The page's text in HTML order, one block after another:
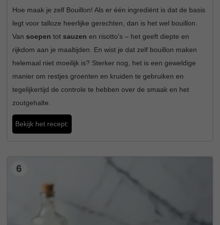
Hoe maak je zelf Bouillon! Als er één ingrediënt is dat de basis
legt voor talloze heerlijke gerechten, dan is het wel bouillon.
Van soepen tot sauzen en risotto’s – het geeft diepte en
rijkdom aan je maaltijden. En wist je dat zelf bouillon maken
helemaal niet moeilijk is? Sterker nog, het is een geweldige
manier om restjes groenten en kruiden te gebruiken en
tegelijkertijd de controle te hebben over de smaak en het
zoutgehalte.
Bekijk het recept:
6